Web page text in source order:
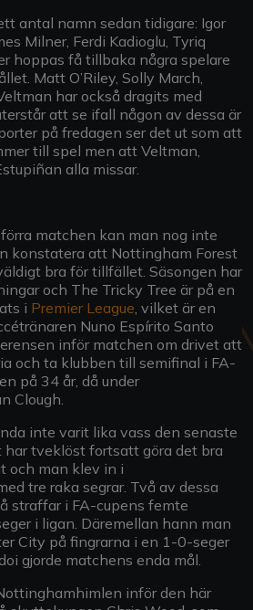
antal namn sedan tidigare: Igor
Milner, Ferdi Kadioglu, Tyriq
hoppas få tillbaka några spelare
Matt O’Riley, Solly March,
har också dragits med
att se ifall någon av dessa är
på fredagen ser det ut som att
till spel men att Veltman,
alla missar.
matchen kan man nog inte
konstatera att Nottingham Forest
bra för tillfället. Säsongen har
och The Tricky Tree är på en
i Premier League , vilket är en
Nuno Espírito Santo
inför matchen om drivet att
och ta klubben till semifinal i FA-
på 34 år, då under
Clough.
inte varit lika vass den senaste
har tveklöst fortsatt göra det bra
och man klev in i
tre raka segrar. Två av dessa
straffar i FA-cupens femte
i ligan. Däremellan hann man
City på fingrarna i en 1-0-seger
gjorde matchens enda mål.
inför den här